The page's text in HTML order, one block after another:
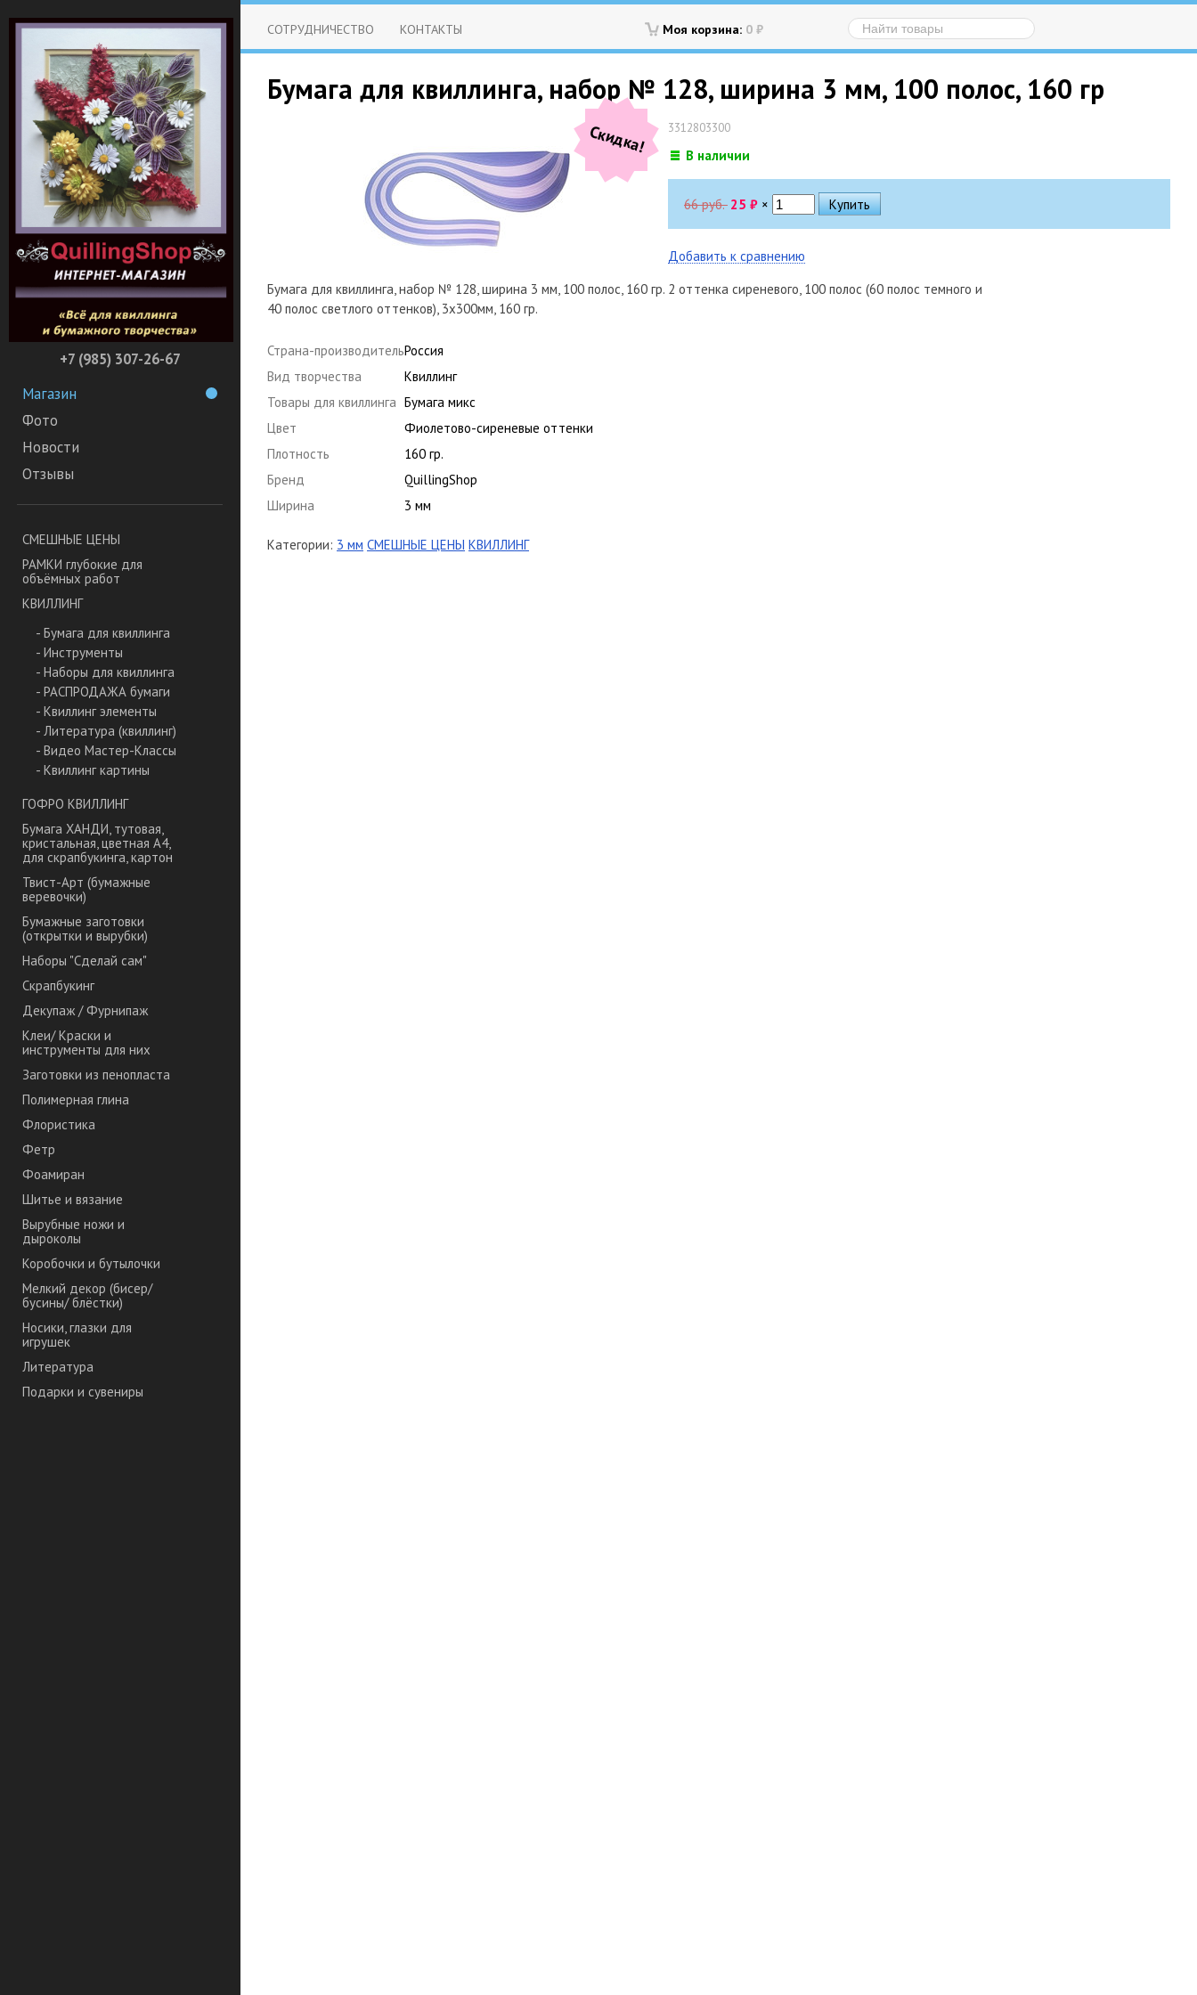
+7 (985) 307-26-67
Магазин
Фото
Новости
Отзывы
СМЕШНЫЕ ЦЕНЫ
РАМКИ глубокие для
объёмных работ
КВИЛЛИНГ
- Бумага для квиллинга
- Инструменты
- Наборы для квиллинга
- РАСПРОДАЖА бумаги
- Квиллинг элементы
- Литература (квиллинг)
- Видео Мастер-Классы
- Квиллинг картины
ГОФРО КВИЛЛИНГ
Бумага ХАНДИ, тутовая,
кристальная, цветная А4,
для скрапбукинга, картон
Твист-Арт (бумажные
веревочки)
Бумажные заготовки
(открытки и вырубки)
Наборы "Сделай сам"
Скрапбукинг
Декупаж / Фурнипаж
Клеи/ Краски и
инструменты для них
Заготовки из пенопласта
Полимерная глина
Флористика
Фетр
Фоамиран
Шитье и вязание
Вырубные ножи и
дыроколы
Коробочки и бутылочки
Мелкий декор (бисер/
бусины/ блёстки)
Носики, глазки для
игрушек
Литература
Подарки и сувениры
Моя корзина: 0 ₽
СОТРУДНИЧЕСТВО КОНТАКТЫ
Бумага для квиллинга, набор № 128, ширина 3 мм, 100 полос, 160 гр
Скидка! 3312803300
В наличии
66 руб. 25 ₽ ×
Добавить к сравнению
Бумага для квиллинга, набор № 128, ширина 3 мм, 100 полос, 160 гр. 2 оттенка сиреневого, 100 полос (60 полос темного и
40 полос светлого оттенков), 3х300мм, 160 гр.
Страна-производительРоссия
Вид творчества
Квиллинг
Товары для квиллинга Бумага микс
Цвет
Фиолетово-сиреневые оттенки
Плотность
160 гр.
Бренд
QuillingShop
Ширина
3 мм
Категории: 3 мм СМЕШНЫЕ ЦЕНЫ КВИЛЛИНГ